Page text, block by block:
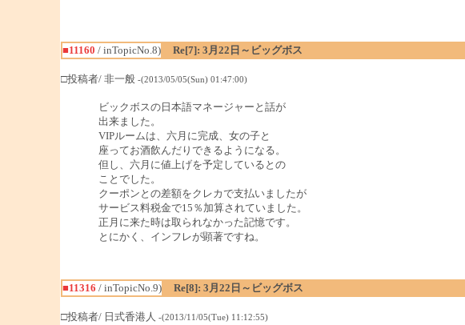
■11160 / inTopicNo.8)
Re[7]: 3月22日～ビッグボス
□投稿者/ 非一般 -(2013/05/05(Sun) 01:47:00)
ビックボスの日本語マネージャーと話が
出来ました。
VIPルームは、六月に完成、女の子と
座ってお酒飲んだりできるようになる。
但し、六月に値上げを予定しているとの
ことでした。
クーポンとの差額をクレカで支払いましたが
サービス料税金で15％加算されていました。
正月に来た時は取られなかった記憶です。
とにかく、インフレが顕著ですね。
■11316 / inTopicNo.9)
Re[8]: 3月22日～ビッグボス
□投稿者/ 日式香港人 -(2013/11/05(Tue) 11:12:55)